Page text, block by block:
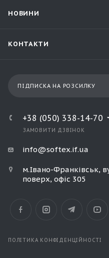
НОВИНИ
КОНТАКТИ
ПІДПИСКА НА РОЗСИЛКУ
+38 (050) 338-14-70
ЗАМОВИТИ ДЗВІНОК
info@softex.if.ua
м.Івано-Франківськ,
поверх, офіс 305
ПОЛІТИКА КОНФІДЕНЦІЙНОСТІ